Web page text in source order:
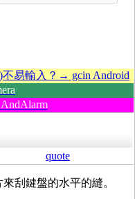
易輸入？→ gcin Android
quote
刮鍵盤的水平的縫。